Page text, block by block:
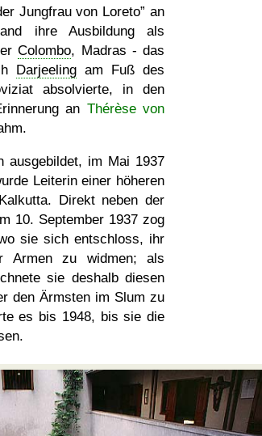
Jungfrau von Loreto
an
ihre Ausbildung als
Colombo, Madras - das
Darjeelingam Fuß des
absolvierte, in den
an Thérèse von
ausgebildet, im Mai 1937
Leiterin einer höheren
Direkt neben der
10. September 1937 zog
sie sich entschloss, ihr
Armen zu widmen; als
sie deshalb diesen
den Ärmsten im Slum zu
es bis 1948, bis sie die